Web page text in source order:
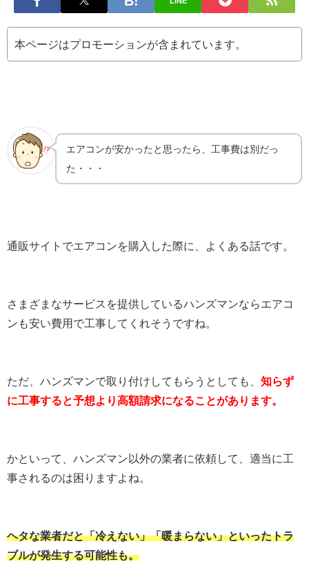
本ページはプロモーションが含まれています。
エアコンが安かったと思ったら、工事費は別だっ
た・・・
通販サイトでエアコンを購入した際に、よくある話です。
さまざまなサービスを提供しているハンズマンならエアコ
ンも安い費用で工事してくれそうですね。
ただ、ハンズマンで取り付けしてもらうとしても、 知らず
に工事すると予想より高額請求になることがあります。
かといって、ハンズマン以外の業者に依頼して、適当に工
事されるのは困りますよね。
ヘタな業者だと「冷えない」「暖まらない」といったトラ
ブルが発生する可能性も。